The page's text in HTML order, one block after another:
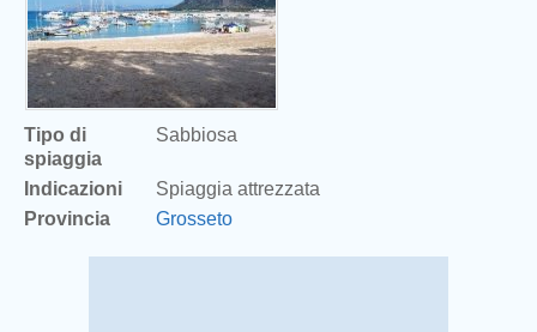
Tipo di
spiaggia
Sabbiosa
Indicazioni
Spiaggia attrezzata
Provincia
Grosseto